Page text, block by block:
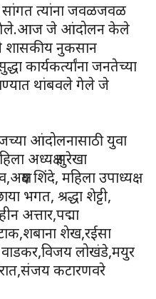
सांगत त्यांना जवळजवळ
गेले.आज जे आंदोलन केले
शासकीय नुकसान
कार्यकर्त्यांना जनतेच्या
थांबवले गेले जे
आंदोलनासाठी युवा
अध्यक्ष सुरेखा
शिंदे, महिला उपाध्यक्ष
भगत, श्रद्धा शेट्टी,
अत्तार,पद्मा
शेख,रईसा
लोखंडे,मयुर
कटारणवरे